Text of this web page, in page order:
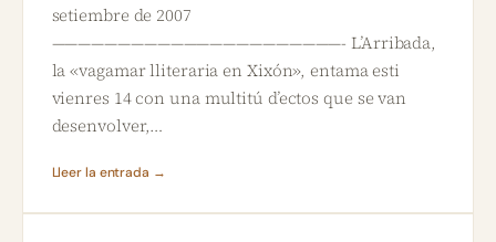
setiembre de 2007
——————————————————————- L’Arribada,
la «vagamar lliteraria en Xixón», entama esti
vienres 14 con una multitú d’ectos que se van
desenvolver,…
Lleer la entrada →